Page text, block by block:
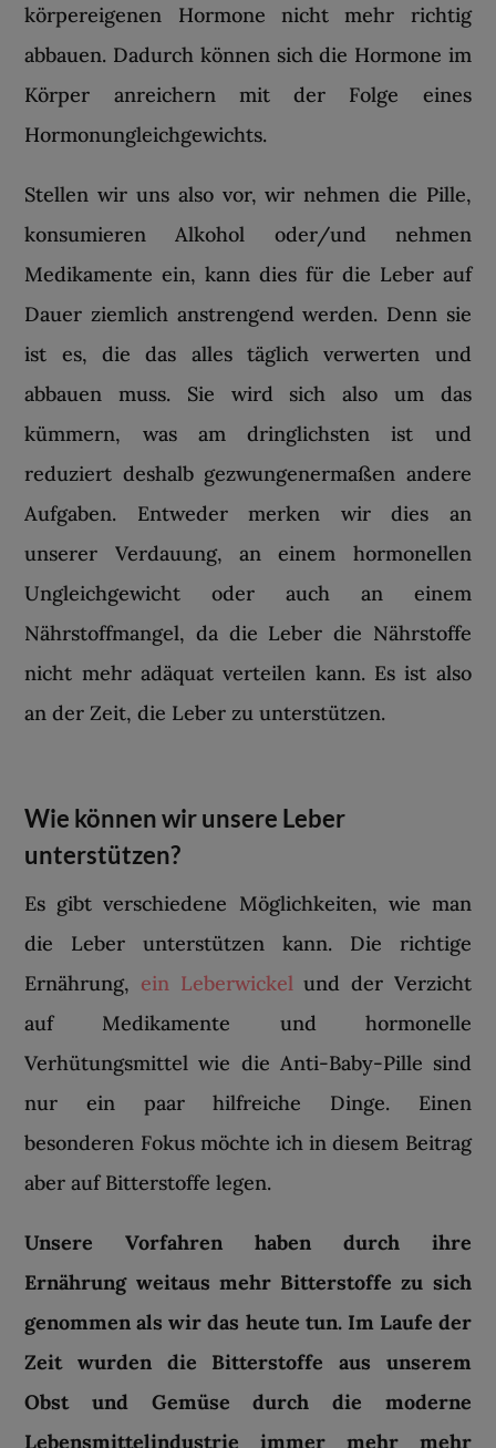
körpereigenen Hormone nicht mehr richtig
abbauen. Dadurch können sich die Hormone im
Körper anreichern mit der Folge eines
Hormonungleichgewichts.
Stellen wir uns also vor, wir nehmen die Pille,
konsumieren Alkohol oder/und nehmen
Medikamente ein, kann dies für die Leber auf
Dauer ziemlich anstrengend werden. Denn sie
ist es, die das alles täglich verwerten und
abbauen muss. Sie wird sich also um das
kümmern, was am dringlichsten ist und
reduziert deshalb gezwungenermaßen andere
Aufgaben. Entweder merken wir dies an
unserer Verdauung, an einem hormonellen
Ungleichgewicht oder auch an einem
Nährstoffmangel, da die Leber die Nährstoffe
nicht mehr adäquat verteilen kann. Es ist also
an der Zeit, die Leber zu unterstützen.
Wie können wir unsere Leber
unterstützen?
Es gibt verschiedene Möglichkeiten, wie man
die Leber unterstützen kann. Die richtige
Ernährung, ein Leberwickelund der Verzicht
auf Medikamente und hormonelle
Verhütungsmittel wie die Anti-Baby-Pille sind
nur ein paar hilfreiche Dinge. Einen
besonderen Fokus möchte ich in diesem Beitrag
aber auf Bitterstoffe legen.
Unsere Vorfahren haben durch ihre
Ernährung weitaus mehr Bitterstoffe zu sich
genommen als wir das heute tun. Im Laufe der
Zeit wurden die Bitterstoffe aus unserem
Obst und Gemüse durch die moderne
Lebensmittelindustrie immer mehr mehr